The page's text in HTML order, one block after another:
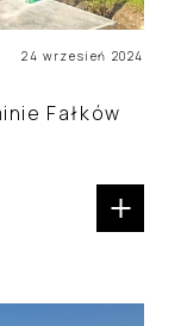
24 wrzesień 2024
Fałków